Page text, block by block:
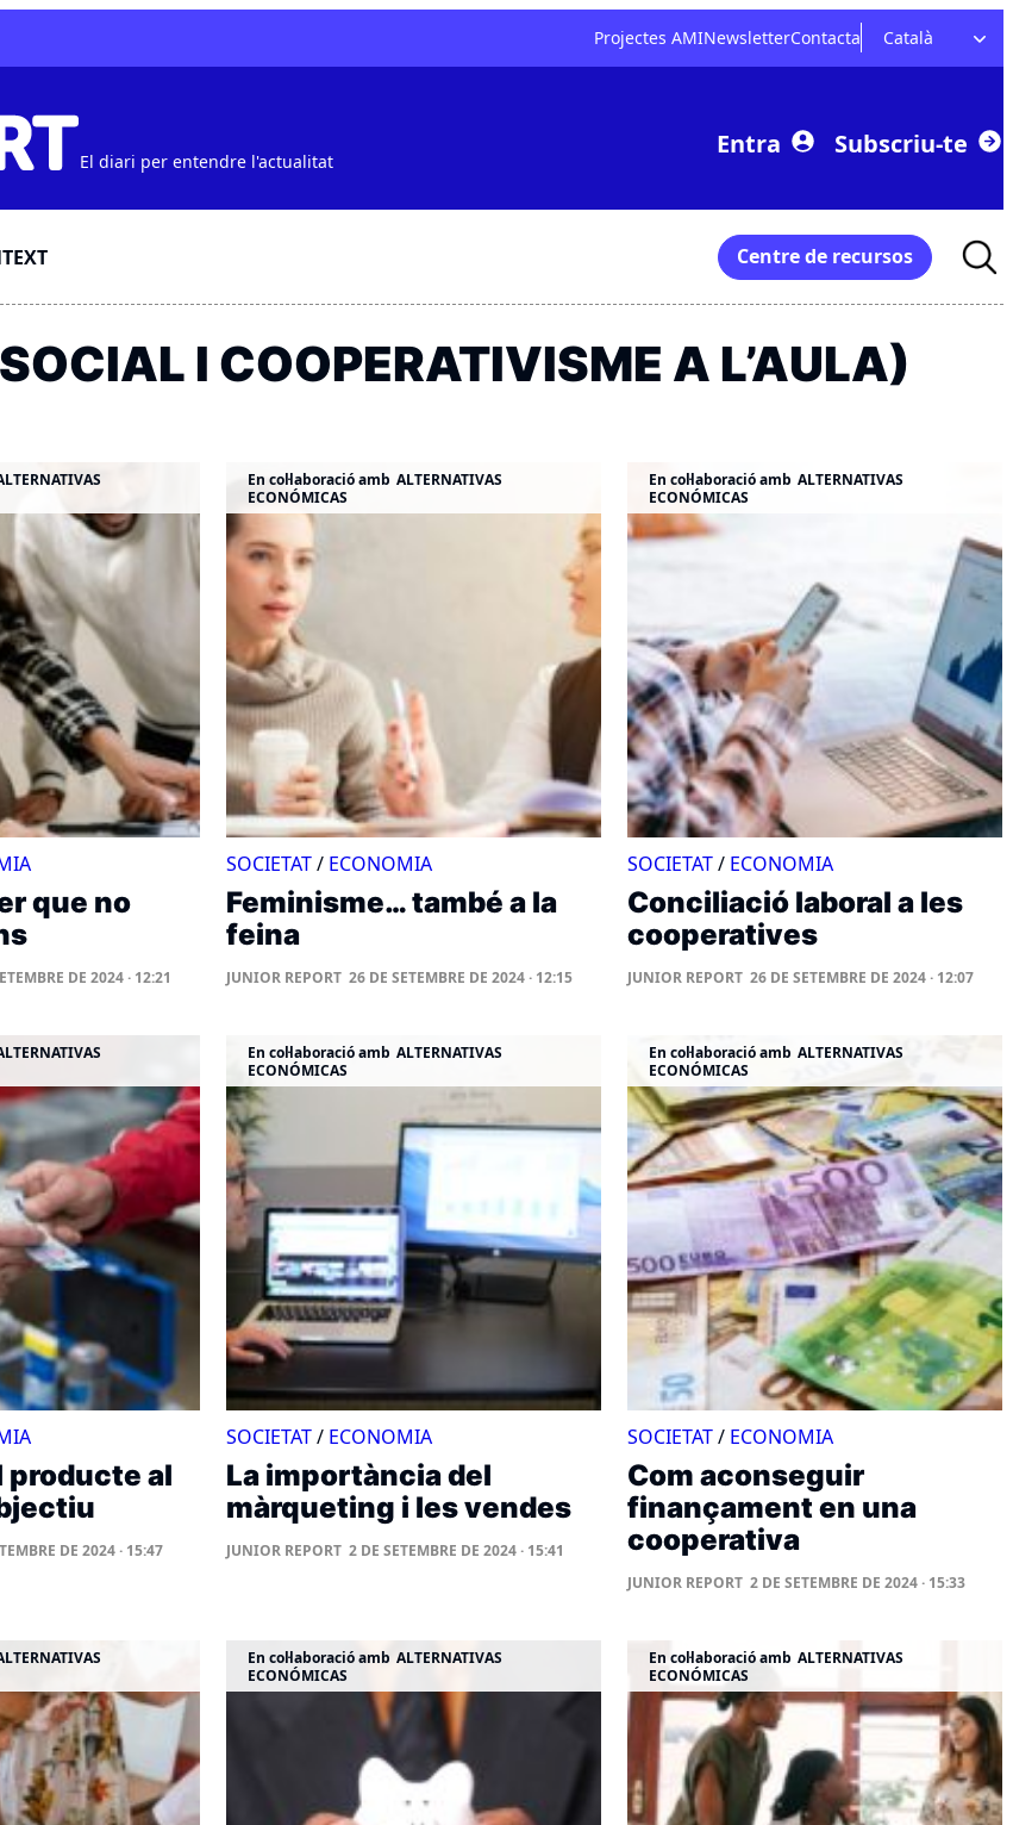
Projectes AMINewsletterContacta Català
El diari per entendre l'actualitat
Entra Subscriu-te
Centre de recursos
for:
I COOPERATIVISME A L’AULA)
que no
DE 2024 · 12:21
En col·laboració amb ALTERNATIVAS
ECONÓMICAS
SOCIETAT/ ECONOMIA
Feminisme… també a la
feina
JUNIOR REPORT 26 DE SETEMBRE DE 2024 · 12:15
En col·laboració amb ALTERNATIVAS
ECONÓMICAS
SOCIETAT/ ECONOMIA
Conciliació laboral a les
cooperatives
JUNIOR REPORT 26 DE SETEMBRE DE 2024 · 12:07
producte al
DE 2024 · 15:47
En col·laboració amb ALTERNATIVAS
ECONÓMICAS
SOCIETAT/ ECONOMIA
La importància del
màrqueting i les vendes
JUNIOR REPORT 2 DE SETEMBRE DE 2024 · 15:41
En col·laboració amb ALTERNATIVAS
ECONÓMICAS
SOCIETAT/ ECONOMIA
Com aconseguir
finançament en una
cooperativa
JUNIOR REPORT 2 DE SETEMBRE DE 2024 · 15:33
En col·laboració amb ALTERNATIVAS
ECONÓMICAS
En col·laboració amb ALTERNATIVAS
ECONÓMICAS